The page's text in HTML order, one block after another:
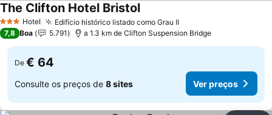
3 EstrelasHotel Edifício histórico listado como Grau IIVer preços
The Clifton Hotel BristolVer preços
7,8 Boa 5.791 a 1.3 km de Clifton Suspension Bridge
De € 64
Consulte os preços de 8 sites Ver preços